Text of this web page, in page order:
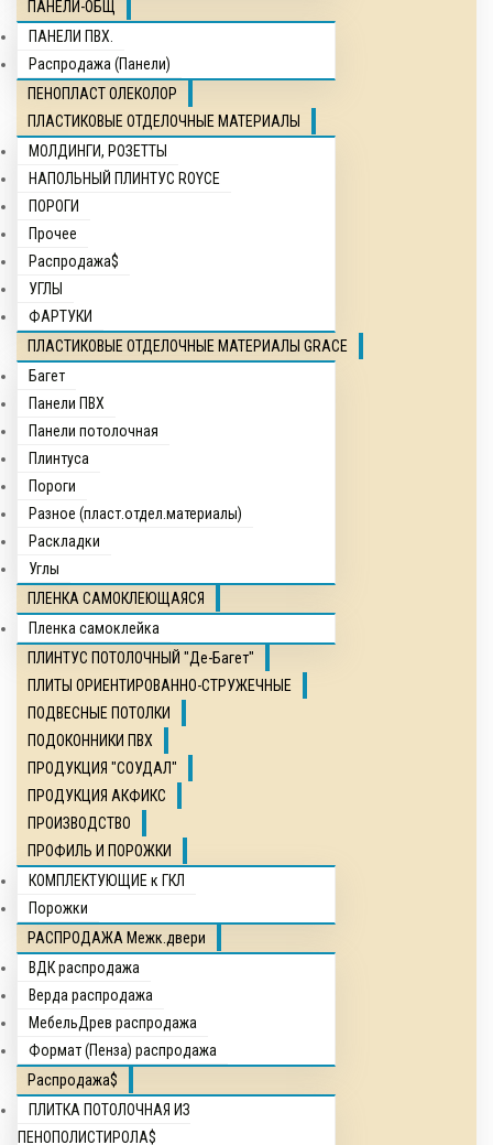
ПАНЕЛИ-ОБЩ
ПАНЕЛИ ПВХ.
Распродажа (Панели)
ПЕНОПЛАСТ ОЛЕКОЛОР
ПЛАСТИКОВЫЕ ОТДЕЛОЧНЫЕ МАТЕРИАЛЫ
МОЛДИНГИ, РОЗЕТТЫ
НАПОЛЬНЫЙ ПЛИНТУС ROYCE
ПОРОГИ
Прочее
Распродажа$
УГЛЫ
ФАРТУКИ
ПЛАСТИКОВЫЕ ОТДЕЛОЧНЫЕ МАТЕРИАЛЫ GRACE
Багет
Панели ПВХ
Панели потолочная
Плинтуса
Пороги
Разное (пласт.отдел.материалы)
Раскладки
Углы
ПЛЕНКА САМОКЛЕЮЩАЯСЯ
Пленка самоклейка
ПЛИНТУС ПОТОЛОЧНЫЙ "Де-Багет"
ПЛИТЫ ОРИЕНТИРОВАННО-СТРУЖЕЧНЫЕ
ПОДВЕСНЫЕ ПОТОЛКИ
ПОДОКОННИКИ ПВХ
ПРОДУКЦИЯ "СОУДАЛ"
ПРОДУКЦИЯ АКФИКС
ПРОИЗВОДСТВО
ПРОФИЛЬ И ПОРОЖКИ
КОМПЛЕКТУЮЩИЕ к ГКЛ
Порожки
РАСПРОДАЖА Межк.двери
ВДК распродажа
Верда распродажа
МебельДрев распродажа
Формат (Пенза) распродажа
Распродажа$
ПЛИТКА ПОТОЛОЧНАЯ ИЗ
ПЕНОПОЛИСТИРОЛА$